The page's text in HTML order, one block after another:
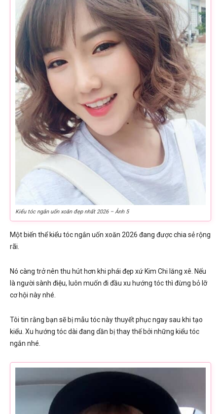
Kiểu tóc ngắn uốn xoăn đẹp nhất 2026 – Ảnh 5
Một biến thể kiểu tóc ngắn uốn xoăn 2026 đang được chia sẻ rộng
rãi.
Nó càng trở nên thu hút hơn khi phái đẹp xứ Kim Chi lăng xê. Nếu
là người sành điệu, luôn muốn đi đầu xu hướng tóc thì đừng bỏ lỡ
cơ hội này nhé.
Tôi tin rằng bạn sẽ bị mẫu tóc này thuyết phục ngay sau khi tạo
kiểu. Xu hướng tóc dài đang dần bị thay thế bởi những kiểu tóc
ngắn nhé.